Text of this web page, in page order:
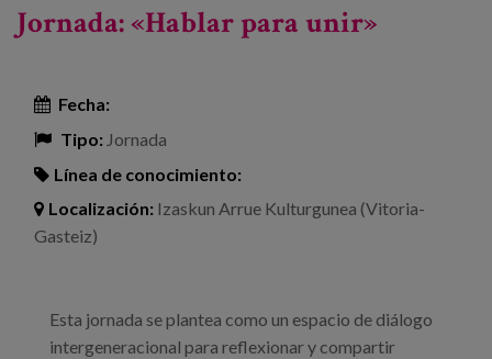
experiencias
Jornada: «Hablar para unir»
Fecha:
Tipo: Jornada
Línea de conocimiento:
Localización: Izaskun Arrue Kulturgunea (Vitoria-
Gasteiz)
Esta jornada se plantea como un espacio de diálogo
intergeneracional para reflexionar y compartir